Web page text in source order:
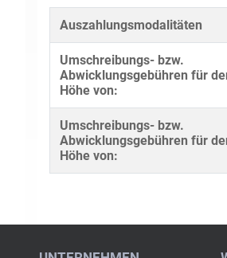
Auszahlungsmodalitäten
Umschreibungs- bzw.
Abwicklungsgebühren für
Höhe von:
Umschreibungs- bzw.
Abwicklungsgebühren für
Höhe von: